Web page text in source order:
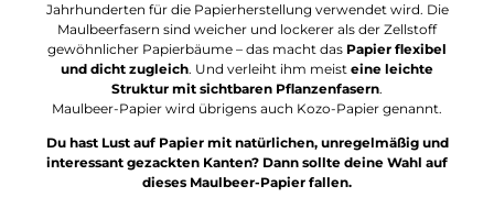
Jahrhunderten für die Papierherstellung verwendet wird. Die
Maulbeerfasern sind weicher und lockerer als der Zellstoff
gewöhnlicher Papierbäume – das macht das Papier flexibel
und dicht zugleich. Und verleiht ihm meist eine leichte
Struktur mit sichtbaren Pflanzenfasern.
Maulbeer-Papier wird übrigens auch Kozo-Papier genannt.
Du hast Lust auf Papier mit natürlichen, unregelmäßig und
interessant gezackten Kanten? Dann sollte deine Wahl auf
dieses Maulbeer-Papier fallen.